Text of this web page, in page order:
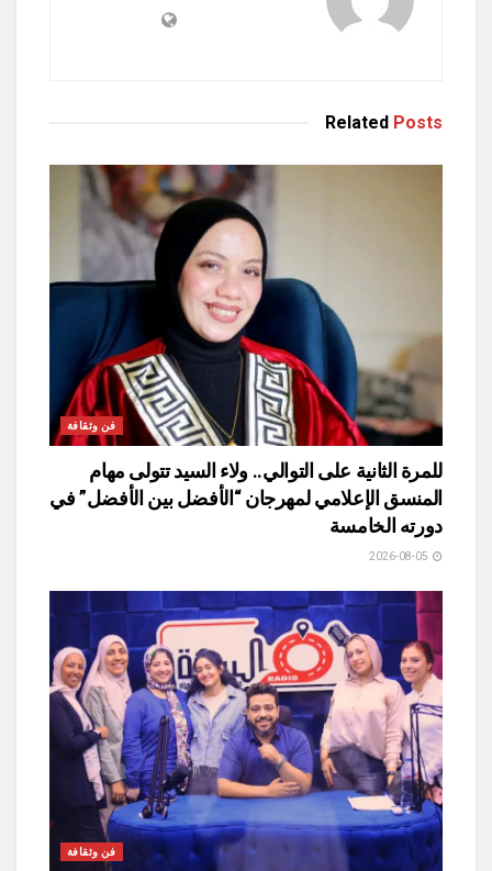
Related Posts
فن وثقافة
للمرة الثانية على التوالي.. ولاء السيد تتولى مهام
المنسق الإعلامي لمهرجان “الأفضل بين الأفضل” في
دورته الخامسة
فن وثقافة